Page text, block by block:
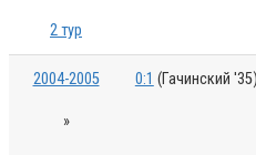
2 тур
2004-2005
»
0:1 (Гачинский '35)